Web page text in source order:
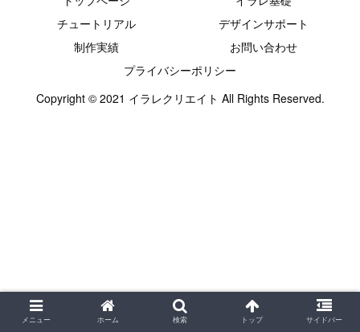
チュートリアル
デザインサポート
制作実績
お問い合わせ
プライバシーポリシー
Copyright © 2021 イラレクリエイト All Rights Reserved.
メニュー ホーム 検索 トップ サイドバー